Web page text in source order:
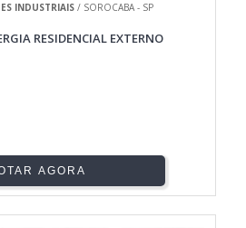
INDUSTRIAIS/ SOROCABA - SP
RESIDENCIAL EXTERNO
AGORA